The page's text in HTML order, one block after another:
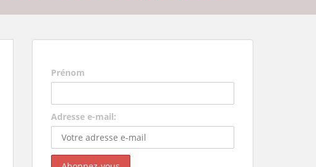
Prénom
Adresse e-mail: